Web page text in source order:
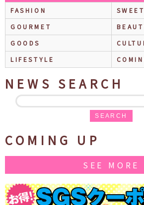
FASHION
GOURMET
GOODS
LIFESTYLE
NEWS SEARCH
SEARCH
COMING UP
SEE MORE